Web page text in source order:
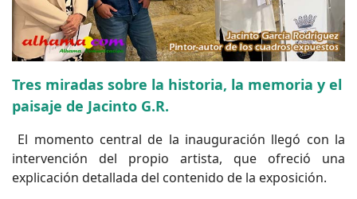
Tres miradas sobre la historia, la memoria y el
paisaje de Jacinto G.R.
El momento central de la inauguración llegó con la
intervención del propio artista, que ofreció una
explicación detallada del contenido de la exposición.